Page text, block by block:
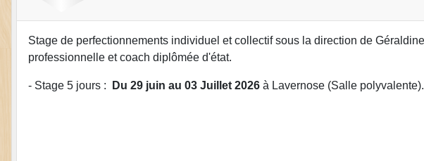
Stage de perfectionnements individuel et collectif sous la direction de
professionnelle et coach diplômée d'état.
- Stage 5 jours : Du 29 juin au 03 Juillet 2026 à Lavernose (Salle polyvalente).